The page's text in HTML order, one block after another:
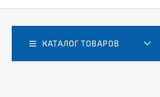
КАТАЛОГ ТОВАРОВ